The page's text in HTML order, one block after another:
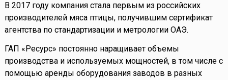
В 2017 году компания стала первым из российских
производителей мяса птицы, получившим сертификат
агентства по стандартизации и метрологии ОАЭ.
ГАП «Ресурс» постоянно наращивает объемы
производства и используемых мощностей, в том числе с
помощью аренды оборудования заводов в разных